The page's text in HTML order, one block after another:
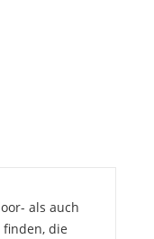
als auch
die